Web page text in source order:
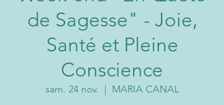
de Sagesse" - Joie,
Santé et Pleine
Conscience
sam. 24 nov.
  |
MARIA CANAL